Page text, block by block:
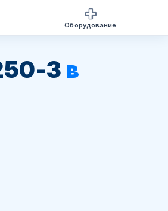
3 в
Оборудование